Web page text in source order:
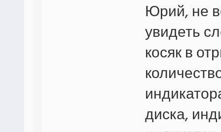
Юрий, не
увидеть
косяк в
диска,